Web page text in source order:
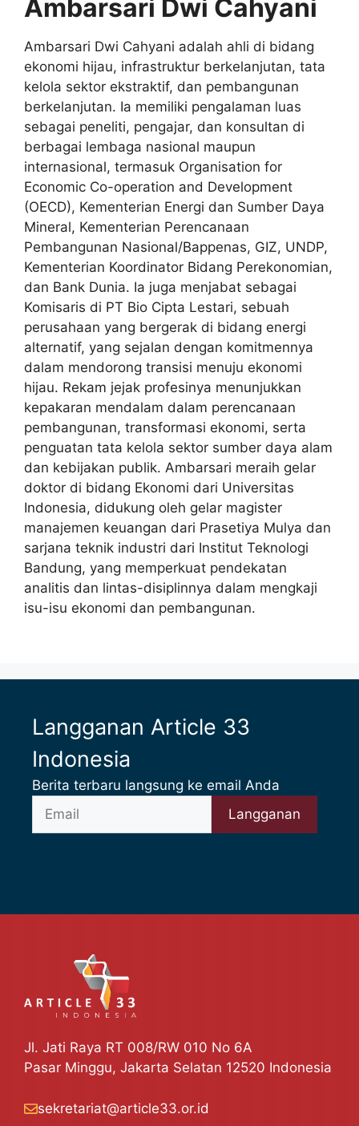
Ambarsari Dwi Cahyani
Ambarsari Dwi Cahyani adalah ahli di bidang
ekonomi hijau, infrastruktur berkelanjutan, tata
kelola sektor ekstraktif, dan pembangunan
berkelanjutan. Ia memiliki pengalaman luas
sebagai peneliti, pengajar, dan konsultan di
berbagai lembaga nasional maupun
internasional, termasuk Organisation for
Economic Co-operation and Development
(OECD), Kementerian Energi dan Sumber Daya
Mineral, Kementerian Perencanaan
Pembangunan Nasional/Bappenas, GIZ, UNDP,
Kementerian Koordinator Bidang Perekonomian,
dan Bank Dunia. Ia juga menjabat sebagai
Komisaris di PT Bio Cipta Lestari, sebuah
perusahaan yang bergerak di bidang energi
alternatif, yang sejalan dengan komitmennya
dalam mendorong transisi menuju ekonomi
hijau. Rekam jejak profesinya menunjukkan
kepakaran mendalam dalam perencanaan
pembangunan, transformasi ekonomi, serta
penguatan tata kelola sektor sumber daya alam
dan kebijakan publik. Ambarsari meraih gelar
doktor di bidang Ekonomi dari Universitas
Indonesia, didukung oleh gelar magister
manajemen keuangan dari Prasetiya Mulya dan
sarjana teknik industri dari Institut Teknologi
Bandung, yang memperkuat pendekatan
analitis dan lintas-disiplinnya dalam mengkaji
isu-isu ekonomi dan pembangunan.
Langganan Article 33
Indonesia
Berita terbaru langsung ke email Anda
Jl. Jati Raya RT 008/RW 010 No 6A
Pasar Minggu, Jakarta Selatan 12520 Indonesia
sekretariat@article33.or.id